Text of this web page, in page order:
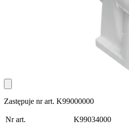
Zastępuje nr art. K99000000
Nr art. K99034000